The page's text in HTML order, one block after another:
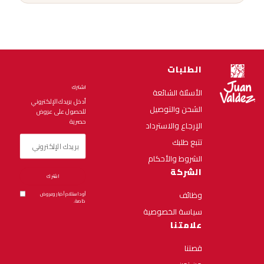
الطلبات
الأسئلة الشائعة
الشحن والتوصيل
الإرجاع والاسترداد
تتبع طلبك
الشروط والأحكام
الشركة
وظائف
سياسة الخصوصية
علامتنا
قصتنا
اشترك
أدخل بريدك الإلكتروني
للحصول على عروض
حصرية
اشترك
أود استلام أخبار وعروض
خاصة.